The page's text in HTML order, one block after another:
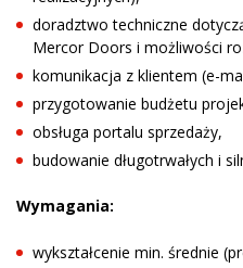
doradztwo techniczne
Mercor Doors i możliwości
komunikacja z klientem (e-
przygotowanie budżetu
obsługa portalu sprzedaży,
budowanie długotrwałych i
Wymagania:
wykształcenie min. średnie